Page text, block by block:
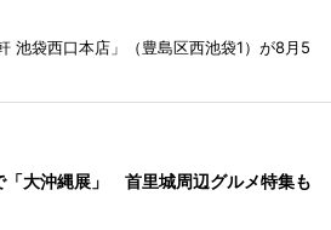
池袋西口本店」（豊島区西池袋1）が8月5
「大沖縄展」 首里城周辺グルメ特集も